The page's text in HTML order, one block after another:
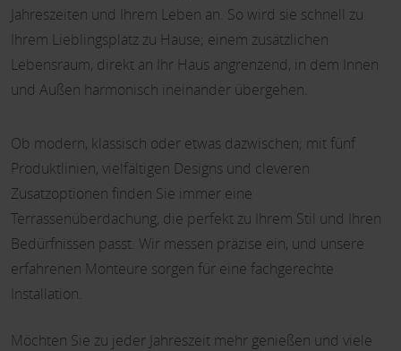
Jahreszeiten und Ihrem Leben an. So wird sie schnell zu
Ihrem Lieblingsplatz zu Hause; einem zusätzlichen
Lebensraum, direkt an Ihr Haus angrenzend, in dem Innen
und Außen harmonisch ineinander übergehen.
Ob modern, klassisch oder etwas dazwischen; mit fünf
Produktlinien, vielfältigen Designs und cleveren
Zusatzoptionen finden Sie immer eine
Terrassenüberdachung, die perfekt zu Ihrem Stil und Ihren
Bedürfnissen passt. Wir messen präzise ein, und unsere
erfahrenen Monteure sorgen für eine fachgerechte
Installation.
Möchten Sie zu jeder Jahreszeit mehr genießen und viele